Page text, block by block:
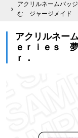
アクリルネームバ
む ジャージメイド
アクリルネ
ｅｒｉｅｓ
ｒ．